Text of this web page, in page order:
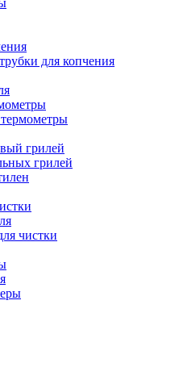
для копчения
грилей
грилей
чистки